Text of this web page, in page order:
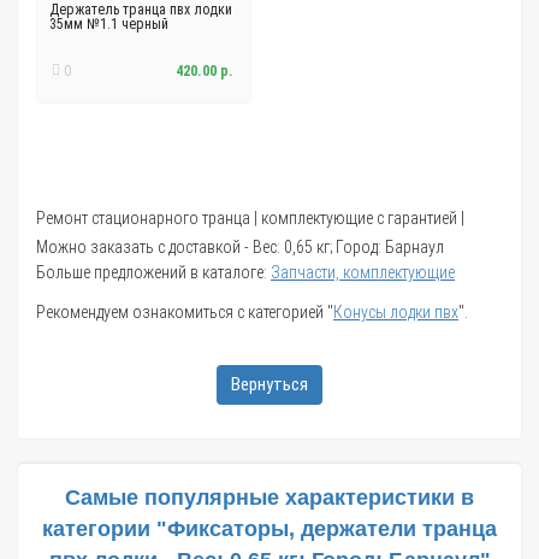
Держатель транца пвх лодки
35мм №1.1 черный
0 420.00 р.
Ремонт стационарного транца | комплектующие с гарантией |
Можно заказать с доставкой - Вес: 0,65 кг; Город: Барнаул
Больше предложений в каталоге: Запчасти, комплектующие
Рекомендуем ознакомиться с категорией "Конусы лодки пвх".
Вернуться
Самые популярные характеристики в
категории "Фиксаторы, держатели транца